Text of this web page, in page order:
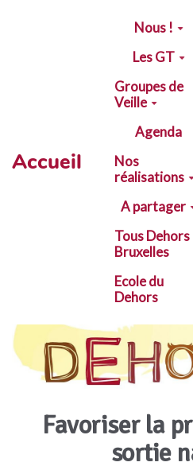
Aller au contenu principal
Accueil
Nous !
Les GT
Groupes de
Veille
Agenda
Nos
réalisations
A partager
Tous Dehors
Bruxelles
Ecole du
Dehors
Favoriser la
sortie